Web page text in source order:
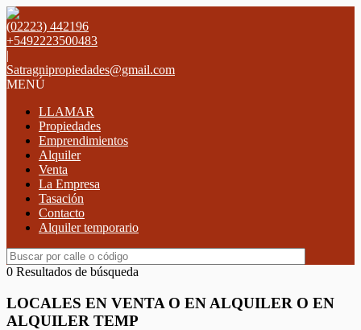
(02223) 442196
+5492223500483
|
Satragnipropiedades@gmail.com
MENÚ
LLAMAR
Propiedades
Emprendimientos
Alquiler
Venta
La Empresa
Tasación
Contacto
Alquiler temporario
0 Resultados de búsqueda
LOCALES EN VENTA O EN ALQUILER O EN
ALQUILER TEMP